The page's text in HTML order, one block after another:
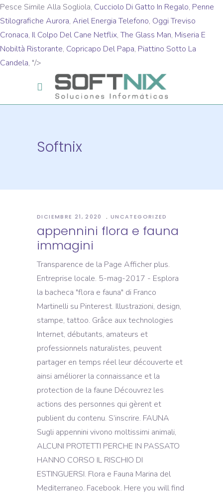
Pesce Simile Alla Sogliola, Cucciolo Di Gatto In Regalo, Penne
Stilografiche Aurora, Ariel Energia Telefono, Oggi Treviso
Cronaca, Il Colpo Del Cane Netflix,The Glass Man, Miseria E
Nobiltà Ristorante, Copricapo Del Papa, Piattino Sotto La
Candela, "/>
Softnix
DICIEMBRE 21, 2020 UNCATEGORIZED
appennini flora e fauna
immagini
Transparence de la Page Afficher plus.
Entreprise locale. 5-mag-2017 - Esplora
la bacheca "flora e fauna" di Franco
Martinelli su Pinterest. Illustrazioni, design,
stampe, tattoo. Grâce aux technologies
Internet, débutants, amateurs et
professionnels naturalistes, peuvent
partager en temps réel leur découverte et
ainsi améliorer la connaissance et la
protection de la faune Découvrez les
actions des personnes qui gèrent et
publient du contenu. S’inscrire. FAUNA
Sugli appennini vivono moltissimi animali,
ALCUNI PROTETTI PERCHE IN PASSATO
HANNO CORSO IL RISCHIO DI
ESTINGUERSI. Flora e Fauna Marina del
Mediterraneo. Facebook. Here you will find